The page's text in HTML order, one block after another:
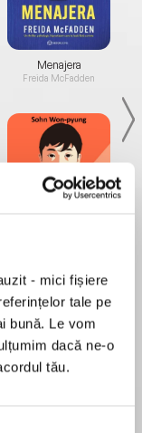
- mici fișiere
tale pe
bună. Le vom
dacă ne-o
tău.
Menajera
Freida McFadden